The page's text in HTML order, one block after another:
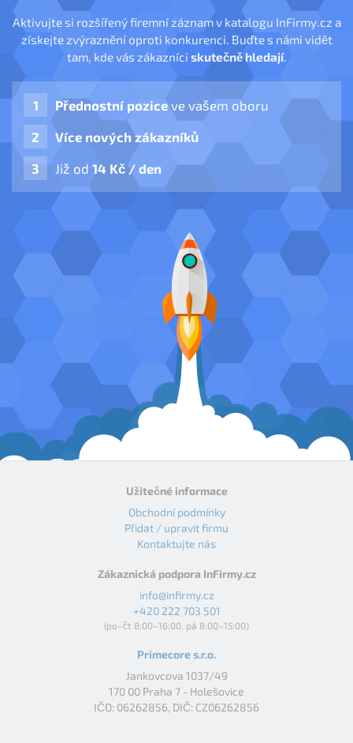
Aktivujte si rozšířený firemní záznam v katalogu InFirmy.cz a
získejte zvýraznění oproti konkurenci. Buďte s námi vidět
tam, kde vás zákazníci skutečně hledají.
Přednostní pozice ve vašem oboru
Více nových zákazníků
Již od 14 Kč / den
Užitečné informace
Obchodní podmínky
Přidat / upravit firmu
Kontaktujte nás
Zákaznická podpora InFirmy.cz
info@infirmy.cz
+420 222 703 501
(po–čt 8:00–16:00, pá 8:00–15:00)
Primecore s.r.o.
Jankovcova 1037/49
170 00 Praha 7 - Holešovice
IČO: 06262856, DIČ: CZ06262856